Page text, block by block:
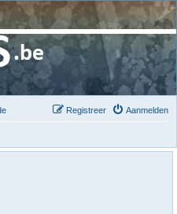
Aanmelden
Registreer